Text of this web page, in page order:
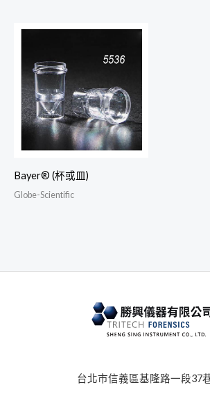
Bayer® (杯或皿)
Globe-Scientific
台北市信義區基隆路一段37